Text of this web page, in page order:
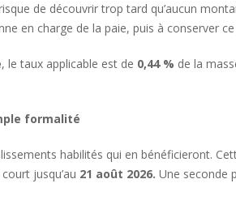
de découvrir trop tard qu’aucun
en charge de la paie, puis à conserver
, le taux applicable est de 0,44 % de la
formalité
habilités qui en bénéficieront.
jusqu’au 21 août 2026. Une seconde